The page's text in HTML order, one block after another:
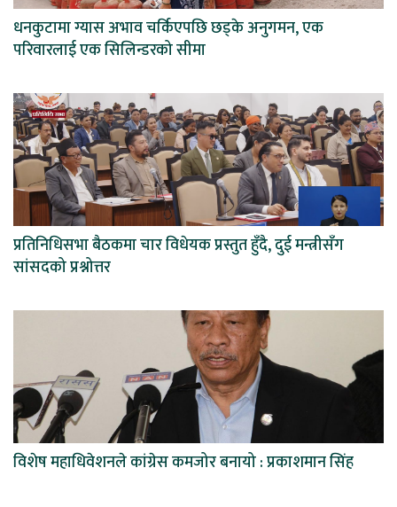
धनकुटामा ग्यास अभाव चर्किएपछि छड्के अनुगमन, एक
परिवारलाई एक सिलिन्डरको सीमा
प्रतिनिधिसभा बैठकमा चार विधेयक प्रस्तुत हुँदै, दुई मन्त्रीसँग
सांसदको प्रश्नोत्तर
विशेष महाधिवेशनले कांग्रेस कमजोर बनायो : प्रकाशमान सिंह